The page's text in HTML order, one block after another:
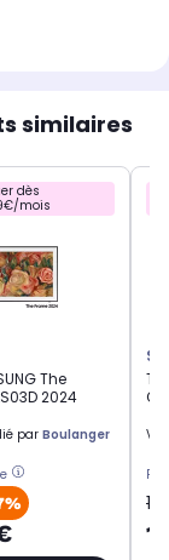
similaires
dès
mois
The
2024
par Boulanger
TV